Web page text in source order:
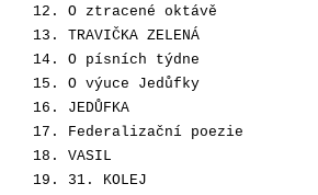
12. O ztracené oktávě
13. TRAVIČKA ZELENÁ
14. O písních týdne
15. O výuce Jedůfky
16. JEDŮFKA
17. Federalizační poezie
18. VASIL
19. 31. KOLEJ